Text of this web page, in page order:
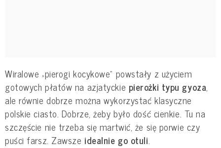
Wiralowe „pierogi kocykowe” powstały z użyciem
gotowych płatów na azjatyckie pierożki typu gyoza,
ale równie dobrze można wykorzystać klasyczne
polskie ciasto. Dobrze, żeby było dość cienkie. Tu na
szczęście nie trzeba się martwić, że się porwie czy
puści farsz. Zawsze idealnie go otuli.